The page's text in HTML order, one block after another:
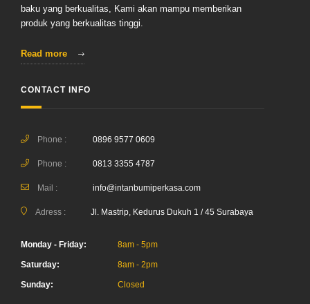
baku yang berkualitas, Kami akan mampu memberikan
produk yang berkualitas tinggi.
Read more
CONTACT INFO
Phone : 0896 9577 0609
Phone : 0813 3355 4787
Mail : info@intanbumiperkasa.com
Adress : Jl. Mastrip, Kedurus Dukuh 1 / 45 Surabaya
Monday - Friday: 8am - 5pm
Saturday: 8am - 2pm
Sunday: Closed